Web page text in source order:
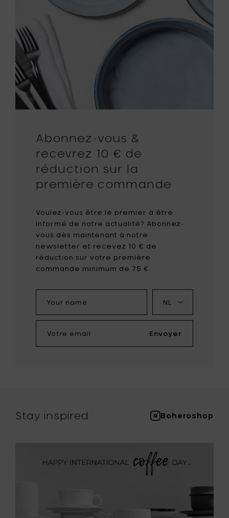
Abonnez-vous &
recevrez 10 € de
réduction sur la
première commande
Voulez-vous être le premier à être
informé de notre actualité? Abonnez-
vous dès maintenant à notre
newsletter et recevez 10 € de
réduction sur votre première
commande minimum de 75 €.
name
langue
email
Envoyer
Stay inspired Boheroshop